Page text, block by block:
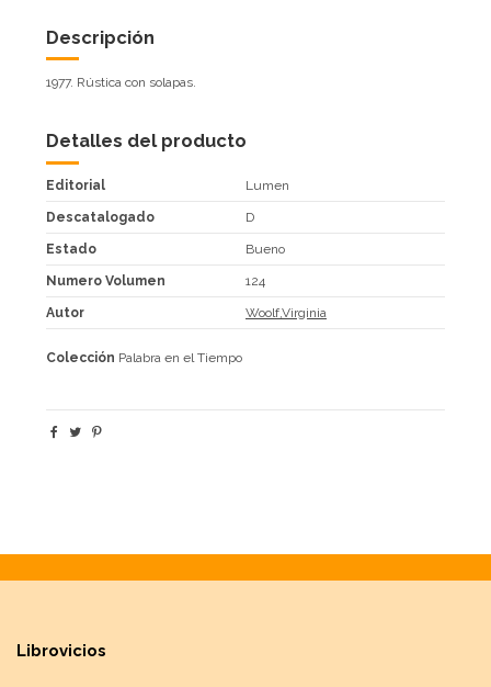
Descripción
1977. Rústica con solapas.
Detalles del producto
Editorial Lumen
Descatalogado D
Estado Bueno
Numero Volumen 124
Autor Woolf,Virginia
Colección Palabra en el Tiempo
Librovicios